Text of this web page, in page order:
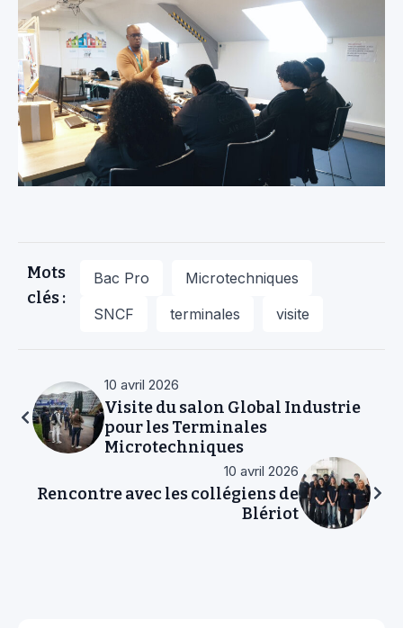
Mots
clés :
Bac Pro
Microtechniques
SNCF
terminales visite
10 avril 2026
Visite du salon Global Industrie
pour les Terminales
Microtechniques
10 avril 2026
Rencontre avec les collégiens de
Blériot